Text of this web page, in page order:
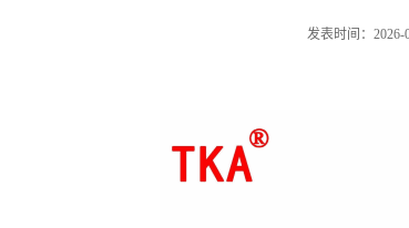
发表时间：2026-